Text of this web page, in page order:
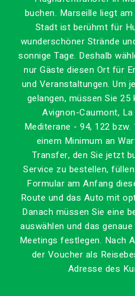
buchen. Marseille liegt
Stadt ist berühmt für
wunderschöner Strände
sonnige Tage. Deshalb
nur Gäste diesen Ort für
und Veranstaltungen. Um
gelangen, müssen Sie
Avignon-Caumont,
Mediterane - 94, 122
einem Minimum an
Transfer, den Sie jetzt
Service zu bestellen,
Formular am Anfang
Route und das Auto mit
Danach müssen Sie eine
auswählen und das
Meetings festlegen. Nach
der Voucher als
Adresse des